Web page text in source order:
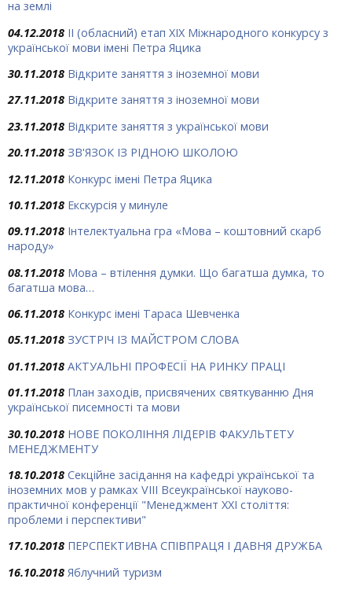
на землі
04.12.2018 ІІ (обласний) етап ХІХ Міжнародного конкурсу з
української мови імені Петра Яцика
30.11.2018 Відкрите заняття з іноземної мови
27.11.2018 Відкрите заняття з іноземної мови
23.11.2018 Відкрите заняття з української мови
20.11.2018 ЗВ'ЯЗОК ІЗ РІДНОЮ ШКОЛОЮ
12.11.2018 Конкурс імені Петра Яцика
10.11.2018 Екскурсія у минуле
09.11.2018 Інтелектуальна гра «Мова – коштовний скарб
народу»
08.11.2018 Мова – втілення думки. Що багатша думка, то
багатша мова…
06.11.2018 Конкурс імені Тараса Шевченка
05.11.2018 ЗУСТРІЧ ІЗ МАЙСТРОМ СЛОВА
01.11.2018 АКТУАЛЬНІ ПРОФЕСІЇ НА РИНКУ ПРАЦІ
01.11.2018 План заходів, присвячених святкуванню Дня
української писемності та мови
30.10.2018 НОВЕ ПОКОЛІННЯ ЛІДЕРІВ ФАКУЛЬТЕТУ
МЕНЕДЖМЕНТУ
18.10.2018 Секційне засідання на кафедрі української та
іноземних мов у рамках VІІІ Всеукраїнської науково-
практичної конференції "Менеджмент ХХІ століття:
проблеми і перспективи"
17.10.2018 ПЕРСПЕКТИВНА СПІВПРАЦЯ І ДАВНЯ ДРУЖБА
16.10.2018 Яблучний туризм